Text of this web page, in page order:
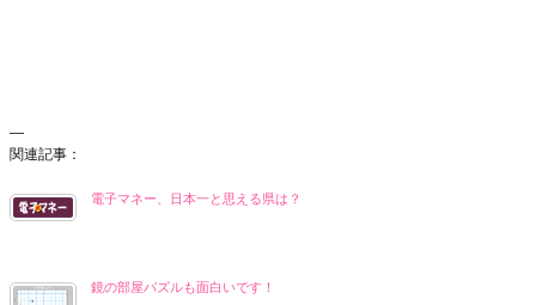
—
関連記事：
電子マネー、日本一と思える県は？
鏡の部屋パズルも面白いです！